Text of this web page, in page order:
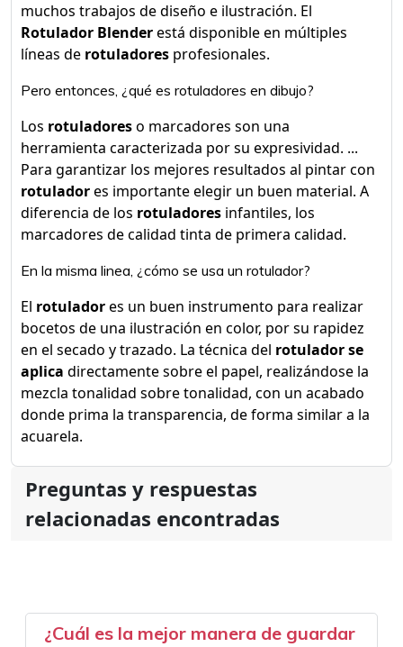
muchos trabajos de diseño e ilustración. El
Rotulador Blenderestá disponible en múltiples
líneas de rotuladores profesionales.
Pero entonces, ¿qué es rotuladores en dibujo?
Los rotuladoreso marcadores son una
herramienta caracterizada por su expresividad. ...
Para garantizar los mejores resultados al pintar con
rotuladores importante elegir un buen material. A
diferencia de los rotuladores infantiles, los
marcadores de calidad tinta de primera calidad.
En la misma linea, ¿cómo se usa un rotulador?
El rotuladores un buen instrumento para realizar
bocetos de una ilustración en color, por su rapidez
en el secado y trazado. La técnica del rotulador se
aplica directamente sobre el papel, realizándose la
mezcla tonalidad sobre tonalidad, con un acabado
donde prima la transparencia, de forma similar a la
acuarela.
Preguntas y respuestas
relacionadas encontradas
¿Cuál es la mejor manera de guardar